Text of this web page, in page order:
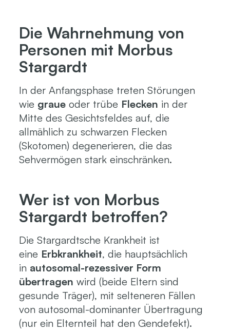
Die Wahrnehmung von
Personen mit Morbus
Stargardt
In der Anfangsphase treten Störungen
wie graueoder trübe Flecken in der
Mitte des Gesichtsfeldes auf, die
allmählich zu schwarzen Flecken
(Skotomen) degenerieren, die das
Sehvermögen stark einschränken.
Wer ist von Morbus
Stargardt betroffen?
Die Stargardtsche Krankheit ist
eine Erbkrankheit, die hauptsächlich
in autosomal-rezessiver Form
übertragen wird (beide Eltern sind
gesunde Träger), mit selteneren Fällen
von autosomal-dominanter Übertragung
(nur ein Elternteil hat den Gendefekt).